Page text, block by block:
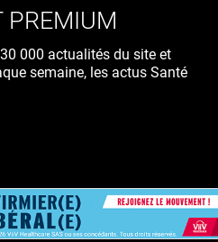
PREMIUM
000 actualités du site et
semaine, les actus Santé